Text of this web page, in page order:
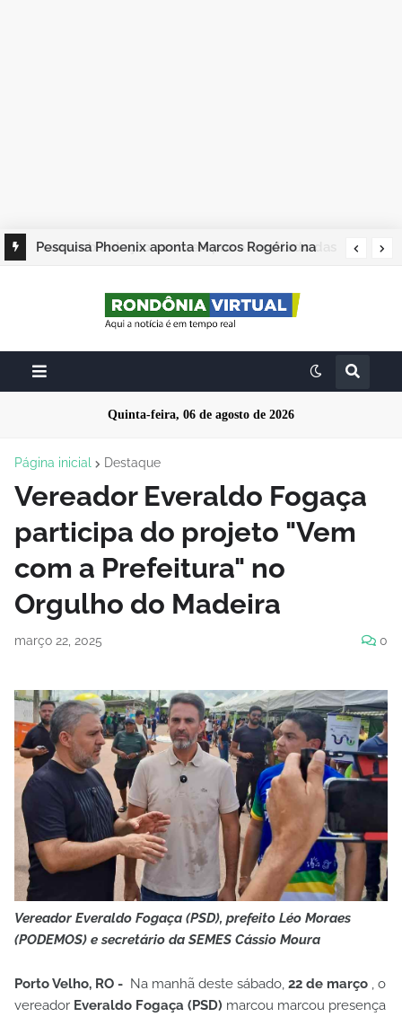
Pesquisa Phoenix aponta Marcos Rogério na
Samuel Costa completam os quatro primeiros
Quinta-feira, 06 de agosto de 2026
Página inicial Destaque
Vereador Everaldo Fogaça
participa do projeto "Vem
com a Prefeitura" no
Orgulho do Madeira
março 22, 2025 0
Vereador Everaldo Fogaça (PSD), prefeito Léo Moraes
(PODEMOS) e secretário da SEMES Cássio Moura
Porto Velho, RO - Na manhã deste sábado, 22 de março , o
vereador Everaldo Fogaça (PSD) marcou marcou presença